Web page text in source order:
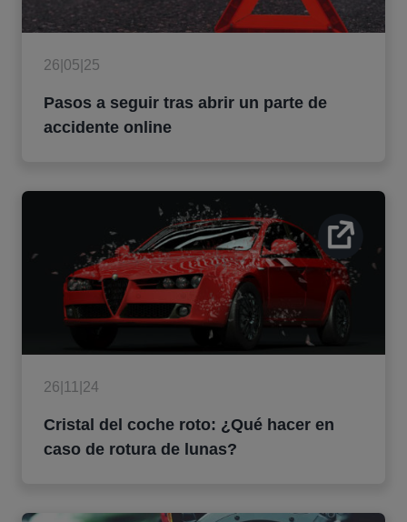
26|05|25
Pasos a seguir tras abrir un parte de
accidente online
26|11|24
Cristal del coche roto: ¿Qué hacer en
caso de rotura de lunas?